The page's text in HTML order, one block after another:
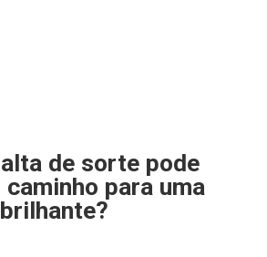
de sorte pode
para uma